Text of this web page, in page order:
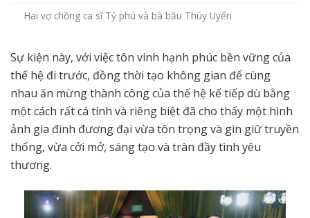
Hai vợ chồng ca sĩ Tỷ phú và bà bầu Thúy Uyển
Sự kiện này, với việc tôn vinh hạnh phúc bền vững của
thế hệ đi trước, đồng thời tạo không gian để cùng
nhau ăn mừng thành công của thế hệ kế tiếp dù bằng
một cách rất cá tính và riêng biệt đã cho thấy một hình
ảnh gia đình đương đại vừa tôn trọng và gìn giữ truyền
thống, vừa cởi mở, sáng tạo và tràn đầy tình yêu
thương.